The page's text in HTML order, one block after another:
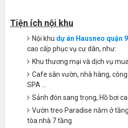
Tiện ích nội khu
Nội khu dự án Hausneo quận 9
cao cấp phục vụ cư dân, như:
Khu thương mại và dịch vụ
Cafe sân vườn, nhà hàng,
SPA ...
Sảnh đón sang trọng, Hồ bơi
Vườn treo Paradise nằm ở
tòa nhà 7 tầng